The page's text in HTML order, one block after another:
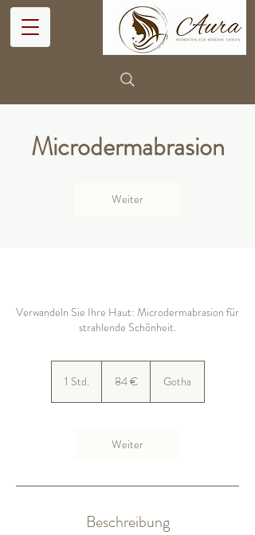
Microdermabrasion
Weiter
Verwandeln Sie Ihre Haut: Microdermabrasion für
strahlende Schönheit.
1 Std. 84 € Gotha
Weiter
Beschreibung